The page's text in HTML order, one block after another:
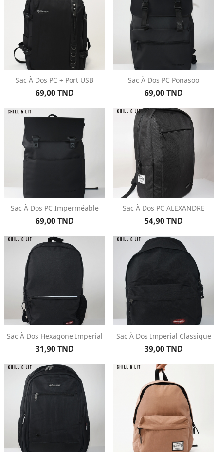
Sac À Dos PC + Port USB
Prix
69,00 TND
Sac À Dos PC Ponasoo
Prix
69,00 TND
Sac À Dos PC Imperméable
Prix
69,00 TND
Sac À Dos PC ALEXANDRE
Prix
54,90 TND
Sac À Dos Hexagone Imperial
Prix
31,90 TND
Sac À Dos Imperial Classique
Prix
39,00 TND